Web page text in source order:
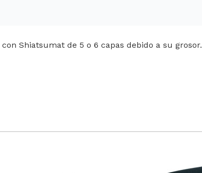
con Shiatsumat de 5 o 6 capas debido a su grosor.